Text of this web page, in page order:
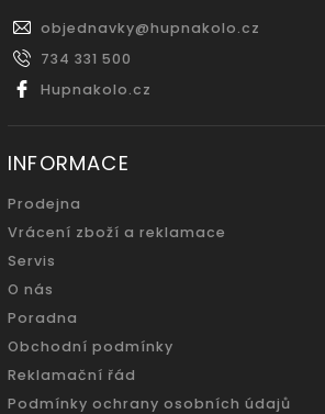
objednavky@hupnakolo.cz
734 331 500
Hupnakolo.cz
INFORMACE
Prodejna
Vrácení zboží a reklamace
Servis
O nás
Poradna
Obchodní podmínky
Reklamační řád
Podmínky ochrany osobních údajů